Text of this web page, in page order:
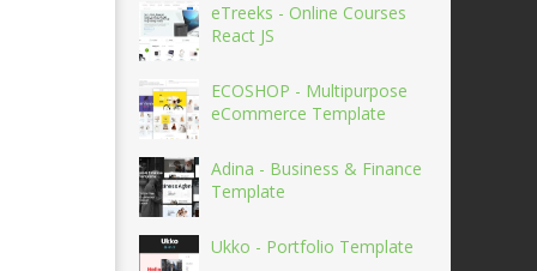
eTreeks - Online Courses
React JS
ECOSHOP - Multipurpose
eCommerce Template
Adina - Business & Finance
Template
Ukko - Portfolio Template